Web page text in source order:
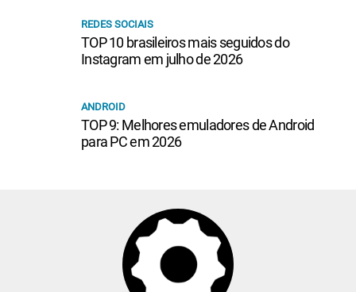
REDES SOCIAIS
TOP 10 brasileiros mais seguidos do
Instagram em julho de 2026
ANDROID
TOP 9: Melhores emuladores de Android
para PC em 2026